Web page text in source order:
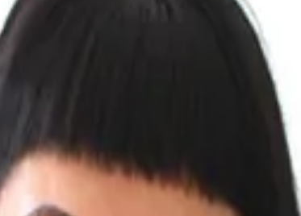
судебными
с приставами и ФССП в течение 5
от судебных приставов в алтайском
автомобилей кстовский район
под арестом процедура продажи авто
по телефону. Оказываем
наших пользователей сегодня: